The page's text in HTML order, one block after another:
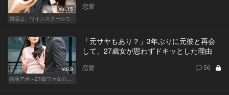
Vol.15
婚活は、ワインスクールで
恋愛
Vol.9
「元サヤもあり？」3年ぶりに元彼と再会
して、27歳女が思わずドキッとした理由
恋愛 56